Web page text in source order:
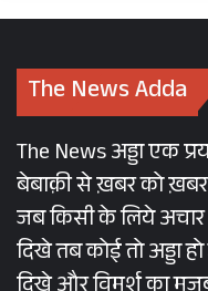
The News Adda
The News अड्डा एक
बेबाक़ी से ख़बर को
जब किसी के लिये
दिखे तब कोई तो अड्डा